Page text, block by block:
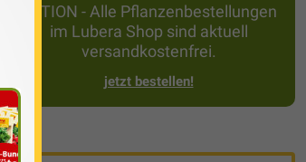
AKTION - Alle Pflanzenbestellungen
im Lubera Shop sind aktuell
versandkostenfrei.
jetzt bestellen!